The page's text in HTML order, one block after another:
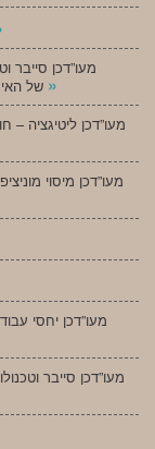
מעו”דכן סייבר
»
מעו”דכן ליטיגציה
מעו”דכן מיסוי
מעו”דכן יחסי
מעו”דכן סייבר